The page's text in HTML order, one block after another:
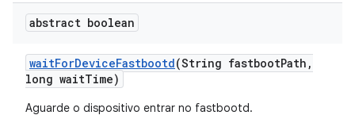
abstract boolean
waitForDeviceFastbootd(String fastbootPath ,
long waitTime)
Aguarde o dispositivo entrar no fastbootd.